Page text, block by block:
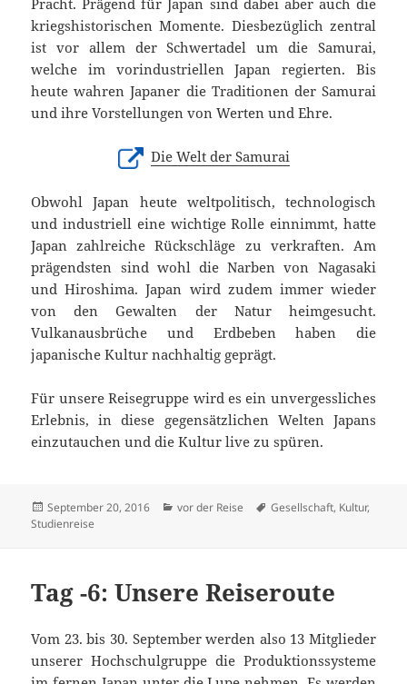
Pracht. Prägend für Japan sind dabei aber auch die
kriegshistorischen Momente. Diesbezüglich zentral
ist vor allem der Schwertadel um die Samurai,
welche im vorindustriellen Japan regierten. Bis
heute wahren Japaner die Traditionen der Samurai
und ihre Vorstellungen von Werten und Ehre.
Die Welt der Samurai
Obwohl Japan heute weltpolitisch, technologisch
und industriell eine wichtige Rolle einnimmt, hatte
Japan zahlreiche Rückschläge zu verkraften. Am
prägendsten sind wohl die Narben von Nagasaki
und Hiroshima. Japan wird zudem immer wieder
von den Gewalten der Natur heimgesucht.
Vulkanausbrüche und Erdbeben haben die
japanische Kultur nachhaltig geprägt.
Für unsere Reisegruppe wird es ein unvergessliches
Erlebnis, in diese gegensätzlichen Welten Japans
einzutauchen und die Kultur live zu spüren.
Veröffentlicht
am
September 20, 2016 Kategorien
vor der Reise Schlagwörter
Gesellschaft, Kultur,
Studienreise
Tag -6: Unsere Reiseroute
Vom 23. bis 30. September werden also 13 Mitglieder
unserer Hochschulgruppe die Produktionssysteme